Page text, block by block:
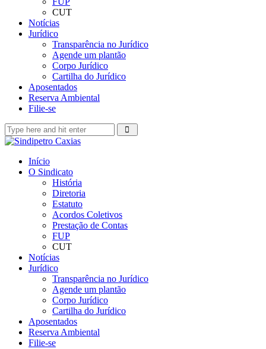
CUT
Notícias
Jurídico
Transparência no Jurídico
Agende um plantão
Corpo Jurídico
Cartilha do Jurídico
Aposentados
Reserva Ambiental
Filie-se
Início
O Sindicato
História
Diretoria
Estatuto
Acordos Coletivos
Prestação de Contas
FUP
CUT
Notícias
Jurídico
Transparência no Jurídico
Agende um plantão
Corpo Jurídico
Cartilha do Jurídico
Aposentados
Reserva Ambiental
Filie-se